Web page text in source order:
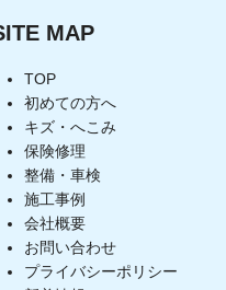
MAP
TOP
初めての方へ
キズ・へこみ
保険修理
整備・車検
施工事例
会社概要
お問い合わせ
プライバシーポリシー